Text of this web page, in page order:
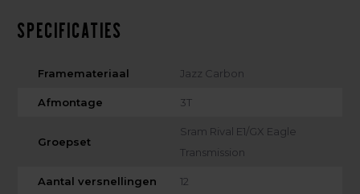
Specificaties
Framemateriaal Jazz Carbon
Afmontage 3T
Groepset
Sram Rival E1/GX Eagle
Transmission
Aantal versnellingen 12